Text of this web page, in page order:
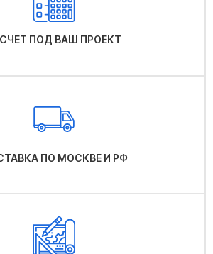
ПОД ВАШ ПРОЕКТ
ПО МОСКВЕ И РФ